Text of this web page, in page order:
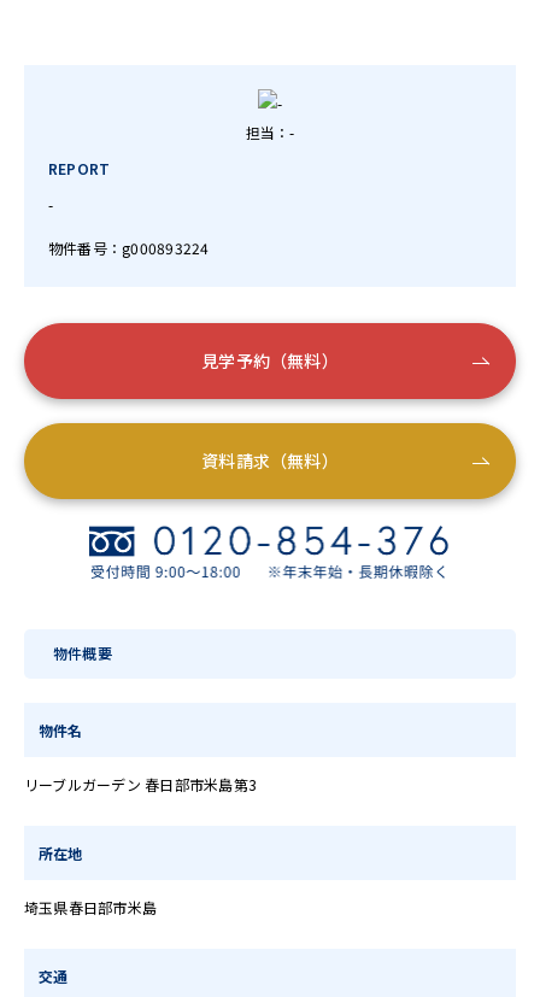
担当：-
REPORT
-
物件番号：g000893224
見学予約（無料）
資料請求（無料）
物件概要
物件名
リーブルガーデン 春日部市米島第3
所在地
埼玉県春日部市米島
交通